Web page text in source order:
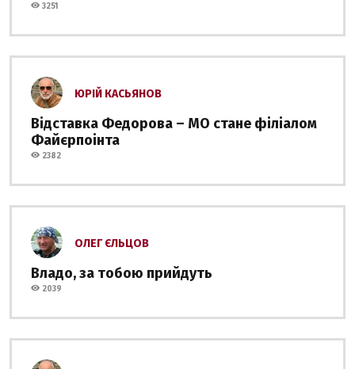
3251
ЮРІЙ КАСЬЯНОВ
Відставка Федорова – МО стане філіалом
Файєрпоінта
2382
ОЛЕГ ЄЛЬЦОВ
Владо, за тобою прийдуть
2039